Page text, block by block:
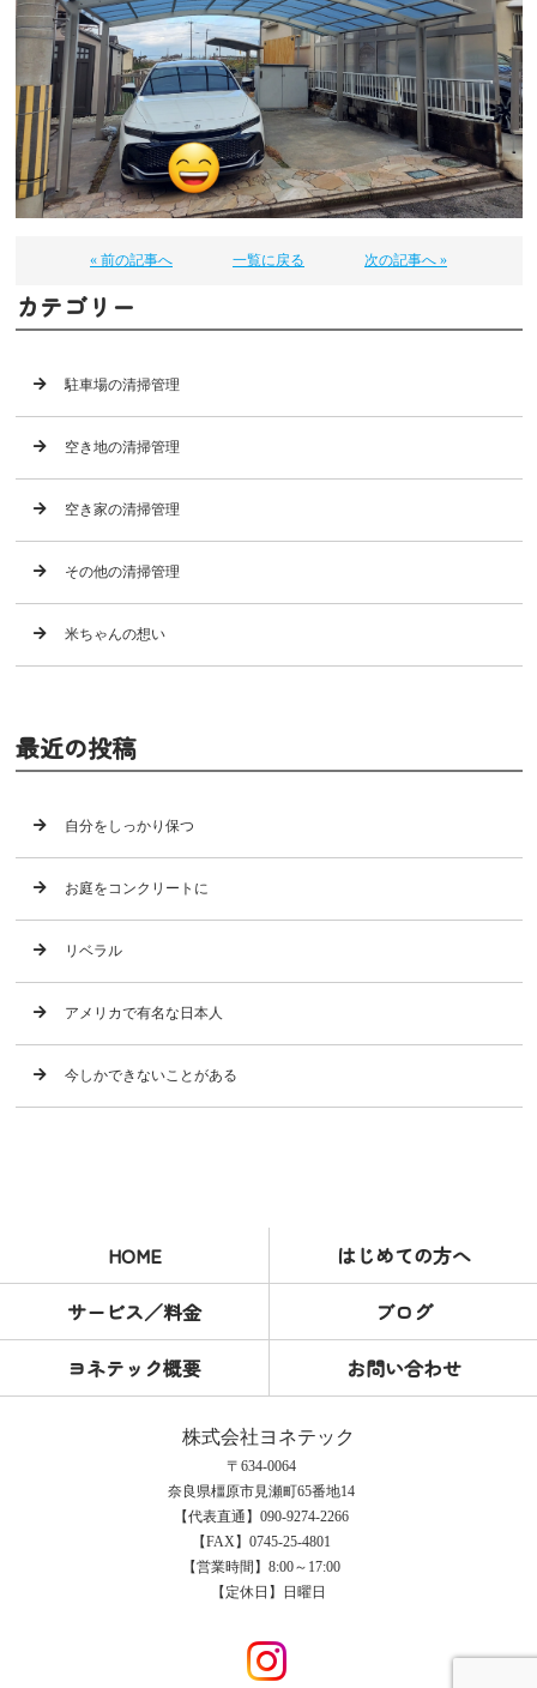
« 前の記事へ 一覧に戻る 次の記事へ »
カテゴリー
駐車場の清掃管理
空き地の清掃管理
空き家の清掃管理
その他の清掃管理
米ちゃんの想い
最近の投稿
自分をしっかり保つ
お庭をコンクリートに
リベラル
アメリカで有名な日本人
今しかできないことがある
HOME
はじめての方へ
サービス／料金
ブログ
ヨネテック概要
お問い合わせ
株式会社ヨネテック
〒634-0064
奈良県橿原市見瀬町65番地14
【代表直通】090-9274-2266
【FAX】0745-25-4801
【営業時間】8:00～17:00
【定休日】日曜日